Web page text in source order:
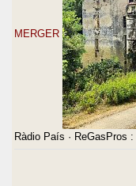
MERGER
Ràdio País · ReGasPros